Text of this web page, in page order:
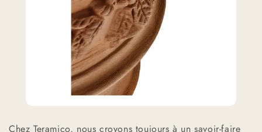
Chez Teramico, nous croyons toujours à un savoir-faire